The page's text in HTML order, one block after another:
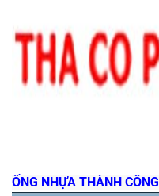
ỐNG NHỰA THÀNH CÔNG